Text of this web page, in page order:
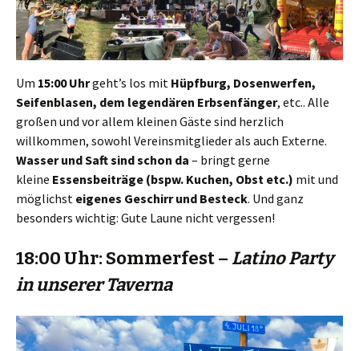
Um 15:00 Uhrgeht’s los mit Hüpfburg, Dosenwerfen,
Seifenblasen, dem legendären Erbsenfänger, etc.. Alle
großen und vor allem kleinen Gäste sind herzlich
willkommen, sowohl Vereinsmitglieder als auch Externe.
Wasser und Saft sind schon da – bringt gerne
kleine Essensbeiträge (bspw. Kuchen, Obst etc.) mit und
möglichst eigenes Geschirr und Besteck. Und ganz
besonders wichtig: Gute Laune nicht vergessen!
18:00 Uhr: Sommerfest – Latino Party
in unsererTaverna